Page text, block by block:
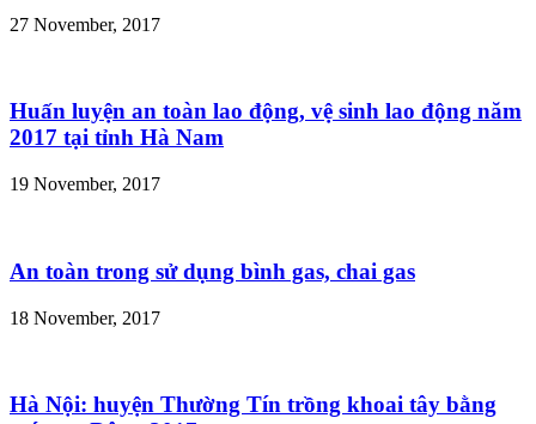
27 November, 2017
Huấn luyện an toàn lao động, vệ sinh lao động năm
2017 tại tỉnh Hà Nam
19 November, 2017
An toàn trong sử dụng bình gas, chai gas
18 November, 2017
Hà Nội: huyện Thường Tín trồng khoai tây bằng